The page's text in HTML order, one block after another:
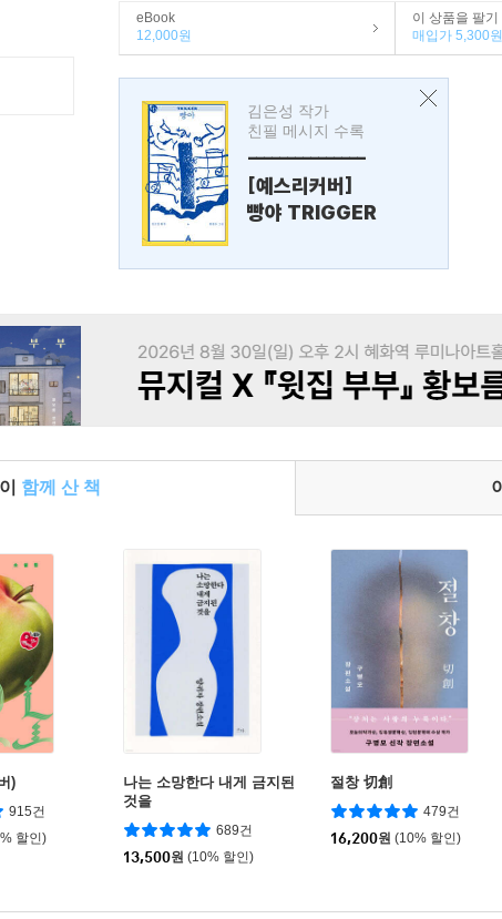
eBook
12,000원
이 상품을 팔기
매입가 5,300원
김은성 작가
친필 메시지 수록
---------------
[예스리커버]
빵야 TRIGGER
함께 산 책
)
915건
할인)
나는 소망한다 내게 금지된
것을
689건
13,500원 (10% 할인)
절창 切創
479건
16,200원 (10% 할인)